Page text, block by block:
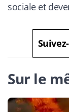
sociale et
Sur le